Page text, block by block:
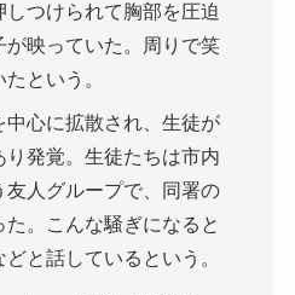
つけられて胸部を圧迫
が映っていた。周りで笑
という。
心に拡散され、生徒が
発覚。生徒たちは市内
人グループで、同署の
。こんな騒ぎになると
と話しているという。